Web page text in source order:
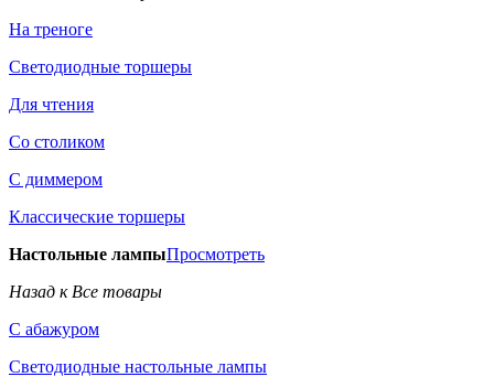
На треноге
Светодиодные торшеры
Для чтения
Со столиком
С диммером
Классические торшеры
Настольные лампыПросмотреть
Назад к Все товары
С абажуром
Светодиодные настольные лампы